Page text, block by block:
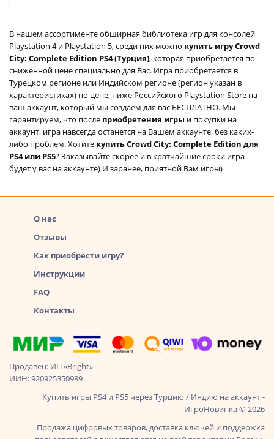
В нашем ассортименте обширная библиотека игр для консолей
Playstation 4 и Playstation 5, среди них можно купить игру Crowd
City: Complete Edition PS4 (Турция), которая приобретается по
сниженной цене специально для Вас. Игра приобретается в
Турецком регионе или Индийском регионе (регион указан в
характеристиках) по цене, ниже Российского Playstation Store на
ваш аккаунт, который мы создаем для вас БЕСПЛАТНО. Мы
гарантируем, что после приобретения игры и покупки на
аккаунт, игра навсегда останется на Вашем аккаунте, без каких-
либо проблем. Хотите купить Crowd City: Complete Edition для
PS4 или PS5? Заказывайте скорее и в кратчайшие сроки игра
будет у вас на аккаунте) И заранее, приятной Вам игры)
О нас
Отзывы
Как приобрести игру?
Инструкции
FAQ
Контакты
Продавец: ИП «Bright»
ИИН: 920925350989
Купить игры PS4 и PS5 через Турцию / Индию на аккаунт -
ИгроНовинка © 2026
Продажа цифровых товаров, доставка ключей и поддержка